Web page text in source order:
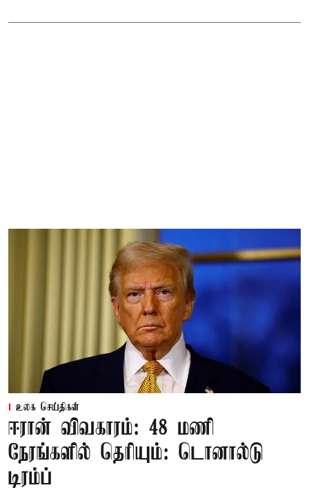
உலக செய்திகள்
ஈரான் விவகாரம்: 48 மணி
நேரங்களில் தெரியும்: டொனால்டு
டிரம்ப்